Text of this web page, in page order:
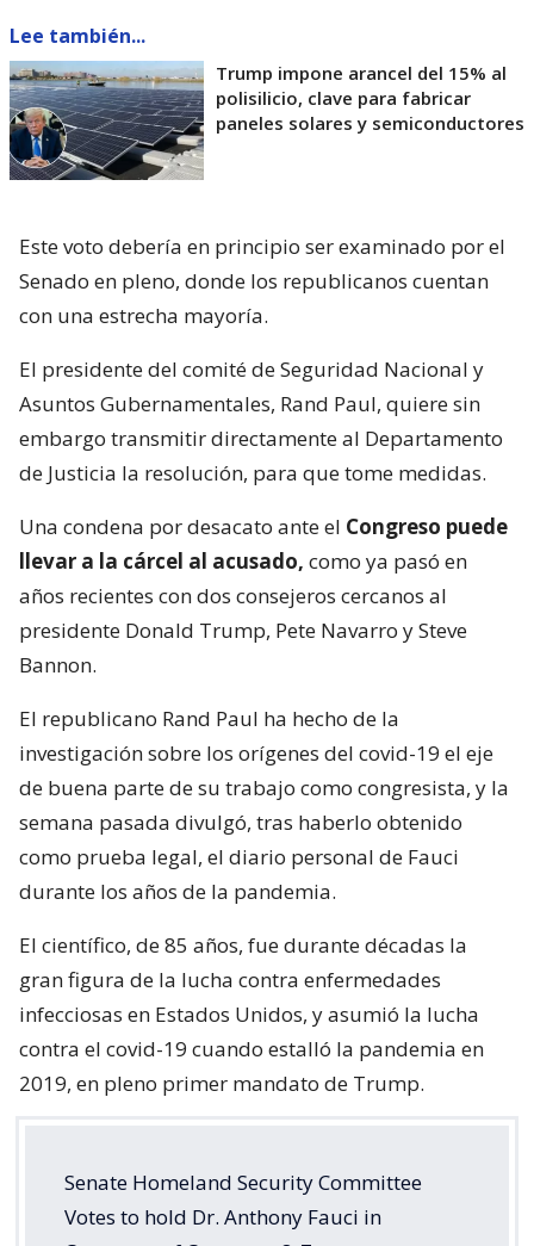
Lee también...
Trump impone arancel del 15% al
polisilicio, clave para fabricar
paneles solares y semiconductores
Este voto debería en principio ser examinado por el
Senado en pleno, donde los republicanos cuentan
con una estrecha mayoría.
El presidente del comité de Seguridad Nacional y
Asuntos Gubernamentales, Rand Paul, quiere sin
embargo transmitir directamente al Departamento
de Justicia la resolución, para que tome medidas.
Una condena por desacato ante el Congreso puede
llevar a la cárcel al acusado, como ya pasó en
años recientes con dos consejeros cercanos al
presidente Donald Trump, Pete Navarro y Steve
Bannon.
El republicano Rand Paul ha hecho de la
investigación sobre los orígenes del covid-19 el eje
de buena parte de su trabajo como congresista, y la
semana pasada divulgó, tras haberlo obtenido
como prueba legal, el diario personal de Fauci
durante los años de la pandemia.
El científico, de 85 años, fue durante décadas la
gran figura de la lucha contra enfermedades
infecciosas en Estados Unidos, y asumió la lucha
contra el covid-19 cuando estalló la pandemia en
2019, en pleno primer mandato de Trump.
Senate Homeland Security Committee
Votes to hold Dr. Anthony Fauci in